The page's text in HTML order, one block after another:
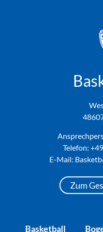
Telefon:
E-Mail:
Zum
Basketball